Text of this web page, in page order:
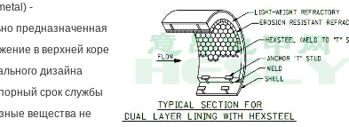
-
предназначенная
в верхней коре
дизайна
срок службы
вещества не